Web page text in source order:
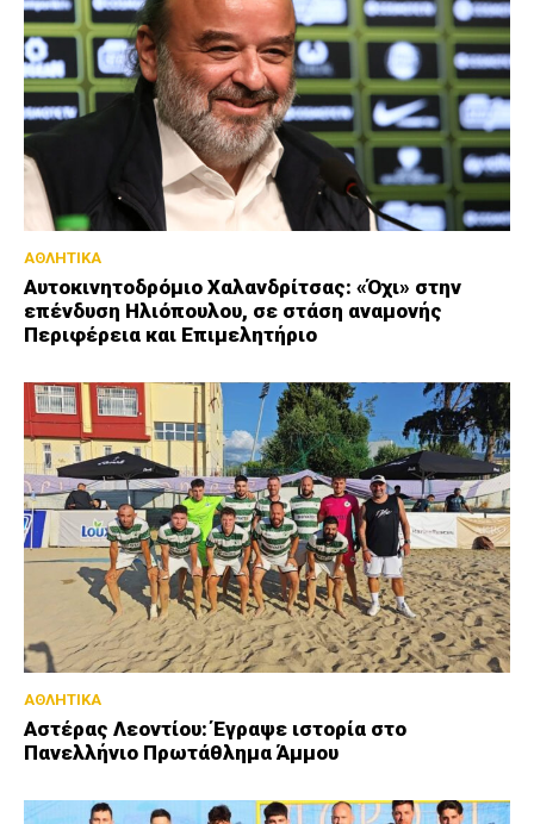
ΑΘΛΗΤΙΚΑ
Αυτοκινητοδρόμιο Χαλανδρίτσας: «Όχι» στην
επένδυση Ηλιόπουλου, σε στάση αναμονής
Περιφέρεια και Επιμελητήριο
ΑΘΛΗΤΙΚΑ
Αστέρας Λεοντίου: Έγραψε ιστορία στο
Πανελλήνιο Πρωτάθλημα Άμμου